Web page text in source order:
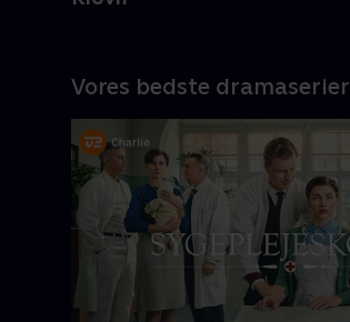
Vores bedste dramaserier